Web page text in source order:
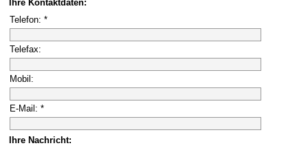
Ihre Kontaktdaten:
Telefon: *
Telefax:
Mobil:
E-Mail: *
Ihre Nachricht: